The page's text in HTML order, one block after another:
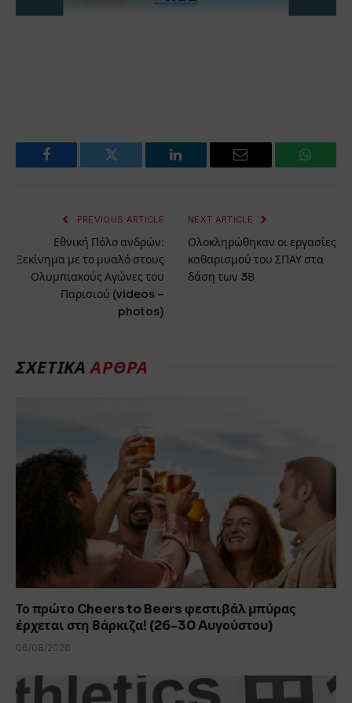
Facebook Twitter LinkedIn Email
PREVIOUS ARTICLE
Εθνική Πόλο ανδρών:
Ξεκίνημα με το μυαλό στους
Ολυμπιακούς Αγώνες του
Παρισιού (videos –
photos)
NEXT ARTICLE
Ολοκληρώθηκαν οι εργασίες
καθαρισμού του ΣΠΑΥ στα
δάση των 3Β
ΣΧΕΤΙΚΆΆΡΘΡΑ
Το πρώτο Cheers to Beers φεστιβάλ μπύρας
έρχεται στη Βάρκιζα! (26-30 Aυγούστου)
06/08/2026